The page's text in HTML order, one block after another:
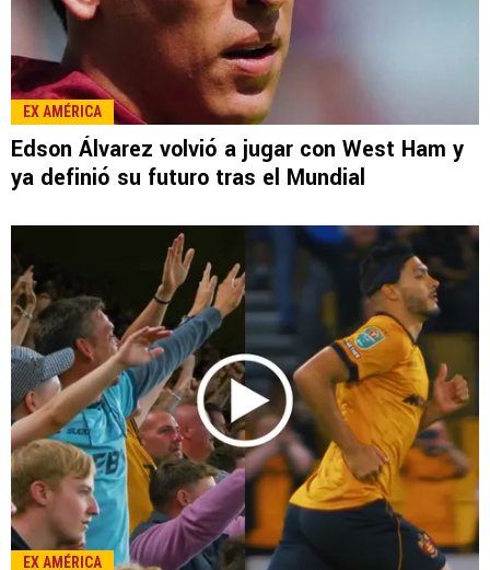
LEE TAMBIÉN